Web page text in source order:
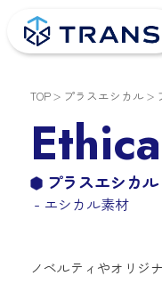
TOP プラスエシカル
プラスエシカ
- エシカル素材
ノベルティやオリジ